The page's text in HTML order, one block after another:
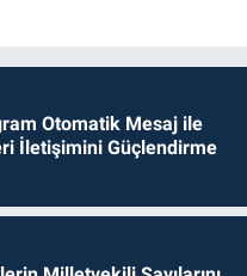
Otomatik Mesaj ile
İletişimini Güçlendirme